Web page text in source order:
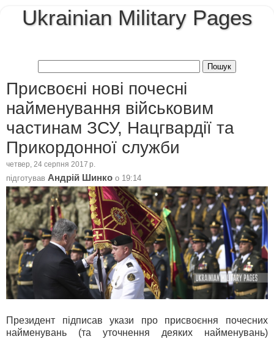
Ukrainian Military Pages
Присвоєні нові почесні
найменування військовим
частинам ЗСУ, Нацгвардії та
Прикордонної служби
четвер, 24 серпня 2017 р.
підготував Андрій Шинко о 19:14
Президент підписав укази про присвоєння почесних
найменувань (та уточнення деяких найменувань)